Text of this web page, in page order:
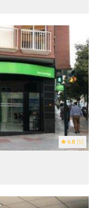
4.8 (5)